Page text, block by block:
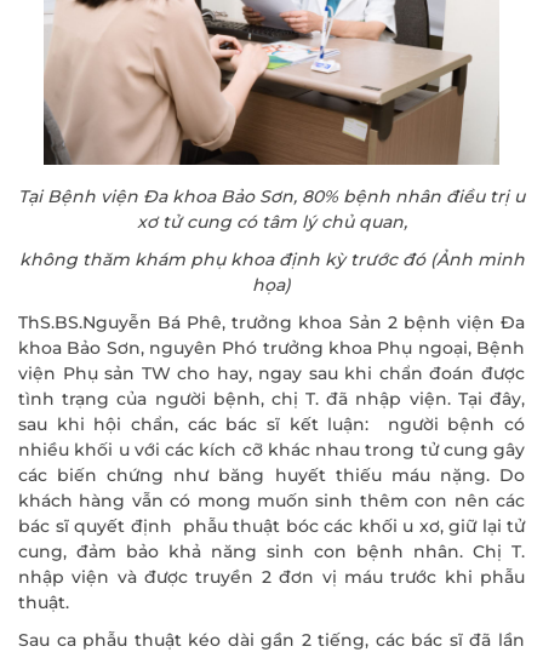
Tại Bệnh viện Đa khoa Bảo Sơn, 80% bệnh nhân điều trị u
xơ tử cung có tâm lý chủ quan,
không thăm khám phụ khoa định kỳ trước đó (Ảnh minh
họa)
ThS.BS.Nguyễn Bá Phê, trưởng khoa Sản 2 bệnh viện Đa
khoa Bảo Sơn, nguyên Phó trưởng khoa Phụ ngoại, Bệnh
viện Phụ sản TW cho hay, ngay sau khi chẩn đoán được
tình trạng của người bệnh, chị T. đã nhập viện. Tại đây,
sau khi hội chẩn, các bác sĩ kết luận: người bệnh có
nhiều khối u với các kích cỡ khác nhau trong tử cung gây
các biến chứng như băng huyết thiếu máu nặng. Do
khách hàng vẫn có mong muốn sinh thêm con nên các
bác sĩ quyết định phẫu thuật bóc các khối u xơ, giữ lại tử
cung, đảm bảo khả năng sinh con bệnh nhân. Chị T.
nhập viện và được truyền 2 đơn vị máu trước khi phẫu
thuật.
Sau ca phẫu thuật kéo dài gần 2 tiếng, các bác sĩ đã lần